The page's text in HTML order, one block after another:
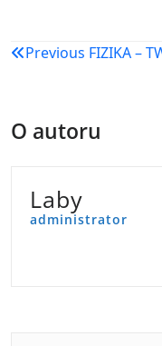
Navigacija
Previous FIZIKA –
O autoru
Laby
administrator